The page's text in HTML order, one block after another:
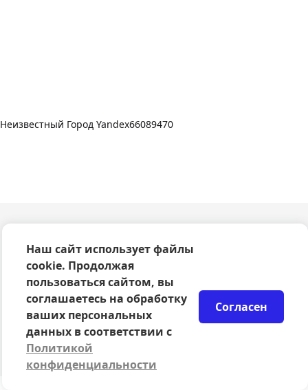
Неизвестный Город Yandex66089470
Оферта
Политика конфиденциальности
Согласие на обработку персональных данных
Правила возврата билетов
Возврат билетов
Организаторам
Наш сайт использует файлы
cookie. Продолжая
пользоваться сайтом, вы
соглашаетесь на обработку
ваших персональных
данных в соответствии с
Политикой
конфиденциальности
Согласен